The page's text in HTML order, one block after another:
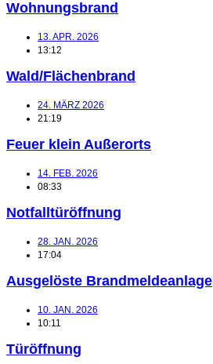
Wohnungsbrand
13. APR. 2026
13:12
Wald/Flächenbrand
24. MÄRZ 2026
21:19
Feuer klein Außerorts
14. FEB. 2026
08:33
Notfalltüröffnung
28. JAN. 2026
17:04
Ausgelöste Brandmeldeanlage
10. JAN. 2026
10:11
Türöffnung